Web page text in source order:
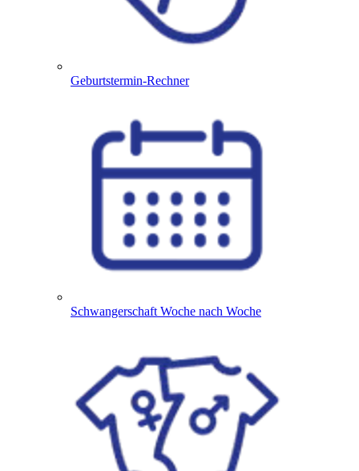
Geburtstermin-Rechner
Schwangerschaft Woche nach Woche